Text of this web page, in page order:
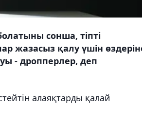
сонша, тіпті
жазасыз қалу үшін
- дропперлер, деп
алаяқтарды қалай